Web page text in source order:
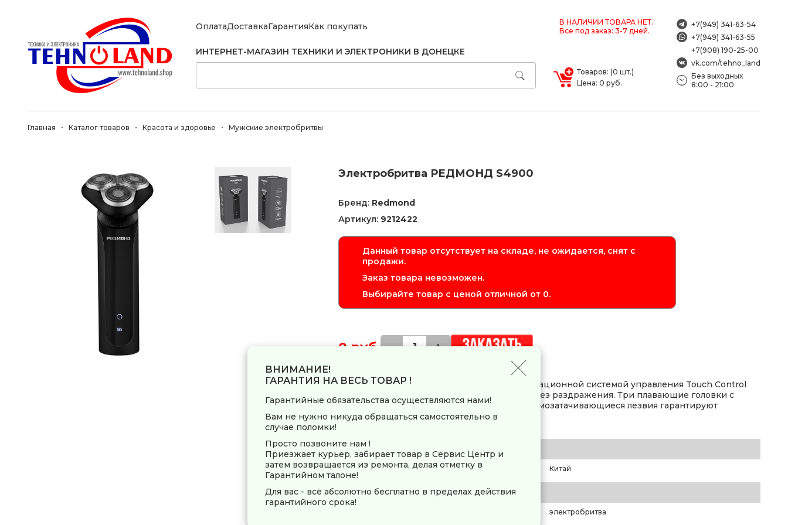
ОплатаДоставкаГарантияКак покупать
В НАЛИЧИИ ТОВАРА НЕТ.
Все под заказ: 3-7 дней.
ИНТЕРНЕТ-МАГАЗИН ТЕХНИКИ И ЭЛЕКТРОНИКИ В ДОНЕЦКЕ
Товаров: (0 шт.)
Цена: 0 руб.
+7(949) 341-63-54
+7(949) 341-63-55
+7(908) 190-25-00
vk.com/tehno_land
Без выходных
8:00 - 21:00
Главная Каталог товаров Красота и здоровье Мужские электробритвы
Электробритва РЕДМОНД S4900
Бренд: Redmond
Артикул: 9212422
Данный товар отсутствует на складе, не ожидается, снят с
продажи.
Заказ товара невозможен.
Выбирайте товар с ценой отличной от 0.
0 руб. - +
РЕДМОНД S4900 — бритва с удобной инновационной системой управления Touch Control
для комфортного сухого и влажного бритья без раздражения. Три плавающие головки с
технологией повторения контуров лица и самозатачивающиеся лезвия гарантируют
отличный результат.
Заводские данные
Страна-производитель Китай
Общие параметры
электробритва
ВНИМАНИЕ!
ГАРАНТИЯ НА ВЕСЬ ТОВАР !
Гарантийные обязательства осуществляются нами!
Вам не нужно никуда обращаться самостоятельно в
случае поломки!
Просто позвоните нам !
Приезжает курьер, забирает товар в Сервис Центр и
затем возвращается из ремонта, делая отметку в
Гарантийном талоне!
Для вас - всё абсолютно бесплатно в пределах действия
гарантийного срока!